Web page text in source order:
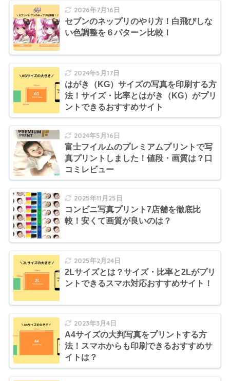
2026年7月16日
セブンのネップリのやり方！白飛びしな
い色調整を６パターン比較！
2024年5月17日
はがき（KG）サイズの写真を印刷する方
法！サイズ・比率とはがき（KG）がプリ
ントできるおすすめサイト
2024年5月16日
富士フイルムのプレミアムプリントで写
真プリントしました！値段・画質は？口
コミレビュー
2025年11月25日
コンビニ写真プリント7店舗を徹底比
較！安くて画質が良いのは？
2025年2月24日
2Lサイズとは？サイズ・比率と2Lがプリ
ントできるスマホ対応おすすめサイト！
2023年3月4日
A4サイズの大判写真をプリントする方
法！スマホからも印刷できるおすすめサ
イトは？